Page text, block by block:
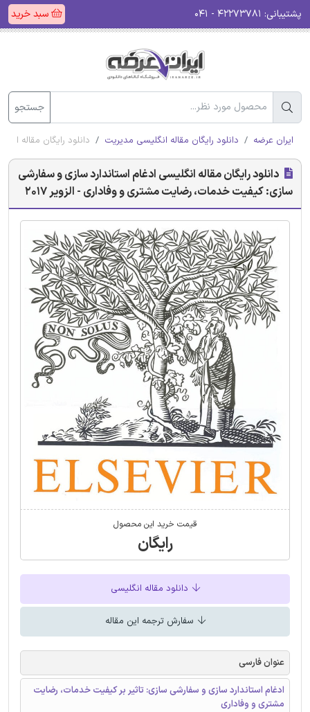
پشتیبانی: سبد خرید
جستجو
ایران عرضه دانلود رایگان مقاله انگلیسی مدیریت دانلود رایگان مقاله
دانلود رایگان مقاله انگلیسی ادغام استاندارد سازی و سفارشی
سازی: کیفیت خدمات، رضایت مشتری و وفاداری - الزویر 2017
قیمت خرید این محصول
رایگان
دانلود مقاله انگلیسی
سفارش ترجمه این مقاله
عنوان فارسی
ادغام استاندارد سازی و سفارشی سازی: تاثیر بر کیفیت خدمات، رضایت
مشتری و وفاداری